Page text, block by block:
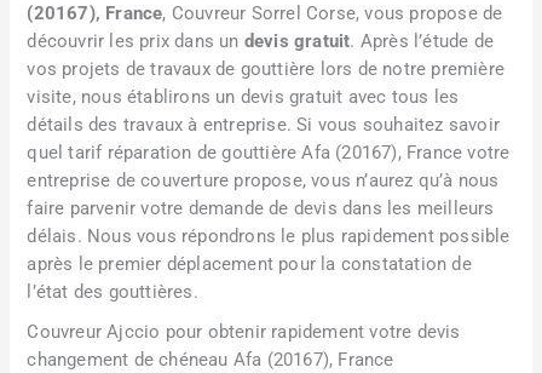
(20167), France, Couvreur Sorrel Corse, vous propose de
découvrir les prix dans un devis gratuit. Après l’étude de
vos projets de travaux de gouttière lors de notre première
visite, nous établirons un devis gratuit avec tous les
détails des travaux à entreprise. Si vous souhaitez savoir
quel tarif réparation de gouttière Afa (20167), France votre
entreprise de couverture propose, vous n’aurez qu’à nous
faire parvenir votre demande de devis dans les meilleurs
délais. Nous vous répondrons le plus rapidement possible
après le premier déplacement pour la constatation de
l’état des gouttières.
Couvreur Ajccio pour obtenir rapidement votre devis
changement de chéneau Afa (20167), France